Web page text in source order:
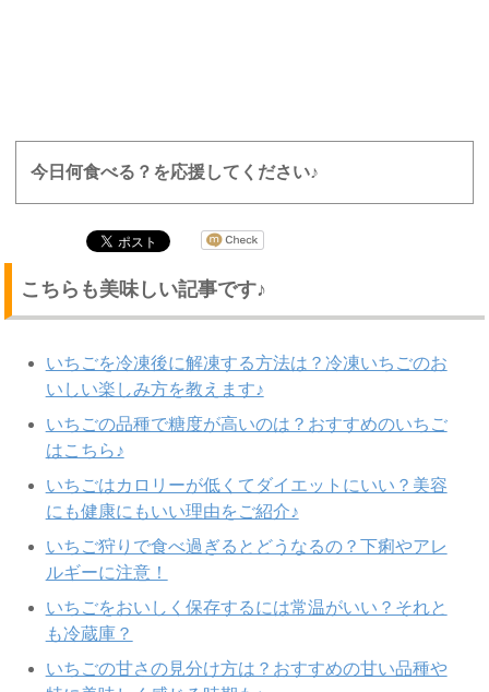
今日何食べる？を応援してください♪
こちらも美味しい記事です♪
いちごを冷凍後に解凍する方法は？冷凍いちごのお
いしい楽しみ方を教えます♪
いちごの品種で糖度が高いのは？おすすめのいちご
はこちら♪
いちごはカロリーが低くてダイエットにいい？美容
にも健康にもいい理由をご紹介♪
いちご狩りで食べ過ぎるとどうなるの？下痢やアレ
ルギーに注意！
いちごをおいしく保存するには常温がいい？それと
も冷蔵庫？
いちごの甘さの見分け方は？おすすめの甘い品種や